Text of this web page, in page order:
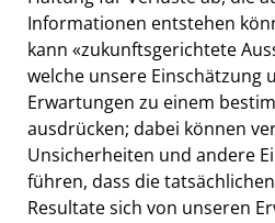
Informationen entstehen
kann «zukunftsgerichtete
welche unsere Einschätzung
Erwartungen zu einem
ausdrücken; dabei können
Unsicherheiten und andere
führen, dass die
Resultate sich von unseren